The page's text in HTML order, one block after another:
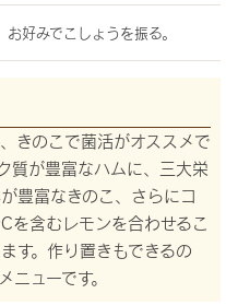
好みでこしょうを振る。
きのこで菌活がオススメで
質が豊富なハムに、三大栄
豊富なきのこ、さらにコ
を含むレモンを合わせるこ
す。作り置きもできるの
ューです。